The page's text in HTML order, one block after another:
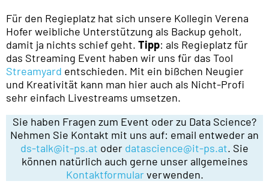
Für den Regieplatz hat sich unsere Kollegin Verena
Hofer weibliche Unterstützung als Backup geholt,
damit ja nichts schief geht. Tipp: als Regieplatz für
das Streaming Event haben wir uns für das Tool
Streamyard entschieden. Mit ein bißchen Neugier
und Kreativität kann man hier auch als Nicht-Profi
sehr einfach Livestreams umsetzen.
Sie haben Fragen zum Event oder zu Data Science?
Nehmen Sie Kontakt mit uns auf: email entweder an
ds-talk@it-ps.at oder datascience@it-ps.at. Sie
können natürlich auch gerne unser allgemeines
Kontaktformularverwenden.